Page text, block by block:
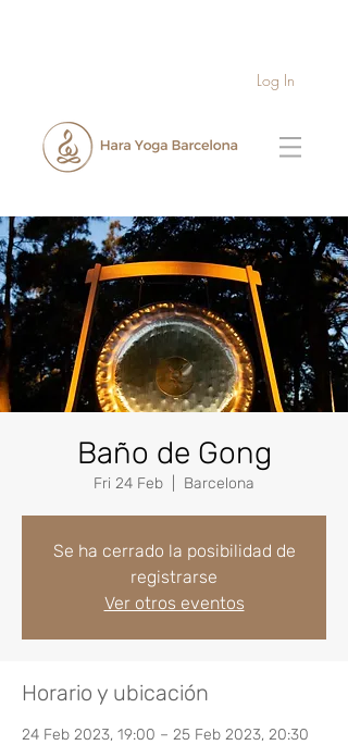
Log In
Baño de Gong
Fri 24 Feb Barcelona
Se ha cerrado la posibilidad de
registrarse
Ver otros eventos
Horario y ubicación
24 Feb 2023, 19:00 – 25 Feb 2023, 20:30